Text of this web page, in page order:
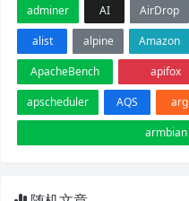
adminer
AI AirDrop
alist
alpine Amazon
ApacheBench
apifox
apscheduler
AQS arg
armbian